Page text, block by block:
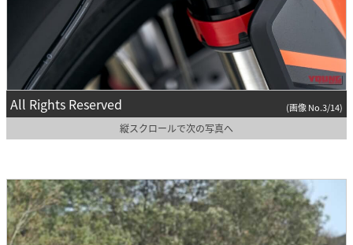
All Rights Reserved (画像 No.3/14)
縦スクロールで次の写真へ